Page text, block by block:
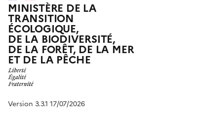
MINISTÈRE DE LA
TRANSITION
ÉCOLOGIQUE,
DE LA BIODIVERSITÉ,
DE LA FORÊT, DE LA MER
ET DE LA PÊCHE
Version 3.3.1 17/07/2026